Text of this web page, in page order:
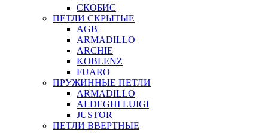
СКОБИС
ПЕТЛИ СКРЫТЫЕ
AGB
ARMADILLO
ARCHIE
KOBLENZ
FUARO
ПРУЖИННЫЕ ПЕТЛИ
ARMADILLO
ALDEGHI LUIGI
JUSTOR
ПЕТЛИ ВВЕРТНЫЕ